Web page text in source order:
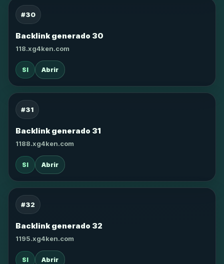
#30
Backlink generado 30
118.xg4ken.com
SI Abrir
#31
Backlink generado 31
1188.xg4ken.com
SI Abrir
#32
Backlink generado 32
1195.xg4ken.com
SI Abrir